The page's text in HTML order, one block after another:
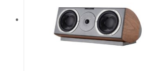
De
olika
alternativen